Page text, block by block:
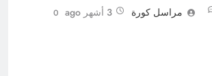
مراسل كورة
3 أشهر ago 0